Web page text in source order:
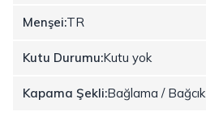
Menşei:TR
Kutu Durumu:Kutu yok
Kapama Şekli:Bağlama / Bağcık